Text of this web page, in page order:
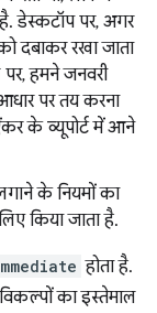
डेस्कटॉप पर, अगर
दबाकर रखा जाता
पर, हमने जनवरी
पर तय करना
के व्यूपोर्ट में आने
के नियमों का
किया जाता है.
होता है.
विकल्पों का इस्तेमाल